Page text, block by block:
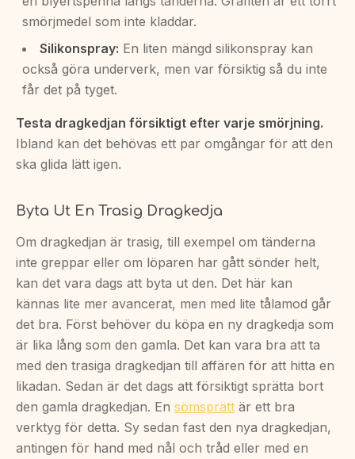
smörjmedel som inte kladdar.
Silikonspray: En liten mängd silikonspray kan
också göra underverk, men var försiktig så du inte
får det på tyget.
Testa dragkedjan försiktigt efter varje smörjning.
Ibland kan det behövas ett par omgångar för att den
ska glida lätt igen.
Byta Ut En Trasig Dragkedja
Om dragkedjan är trasig, till exempel om tänderna
inte greppar eller om löparen har gått sönder helt,
kan det vara dags att byta ut den. Det här kan
kännas lite mer avancerat, men med lite tålamod går
det bra. Först behöver du köpa en ny dragkedja som
är lika lång som den gamla. Det kan vara bra att ta
med den trasiga dragkedjan till affären för att hitta en
likadan. Sedan är det dags att försiktigt sprätta bort
den gamla dragkedjan. En sömsprätt är ett bra
verktyg för detta. Sy sedan fast den nya dragkedjan,
antingen för hand med nål och tråd eller med en